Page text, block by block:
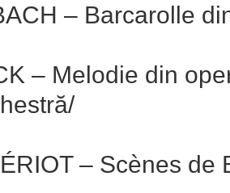
– Barcarolle
– Melodie din
– Scènes de